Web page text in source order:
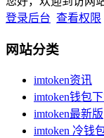
登录后台 查看权限
网站分类
imtoken资讯
imtoken钱包
imtoken最新版
imtoken 冷钱